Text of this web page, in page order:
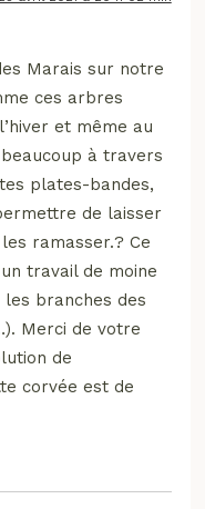
Marais sur notre
ces arbres
et même au
à travers
plates-bandes,
de laisser
ramasser.? Ce
travail de moine
branches des
Merci de votre
de
corvée est de